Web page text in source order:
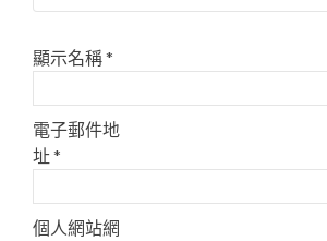
顯示名稱*
電子郵件地
址*
個人網站網